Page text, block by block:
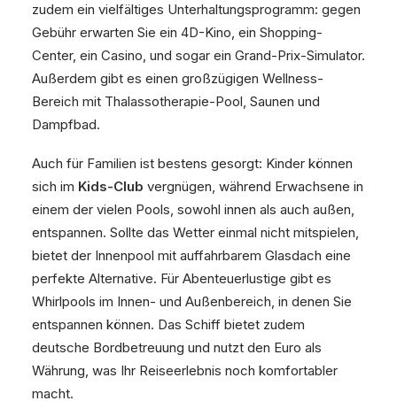
zudem ein vielfältiges Unterhaltungsprogramm: gegen
Gebühr erwarten Sie ein 4D-Kino, ein Shopping-
Center, ein Casino, und sogar ein Grand-Prix-Simulator.
Außerdem gibt es einen großzügigen Wellness-
Bereich mit Thalassotherapie-Pool, Saunen und
Dampfbad.
Auch für Familien ist bestens gesorgt: Kinder können
sich im Kids-Club vergnügen, während Erwachsene in
einem der vielen Pools, sowohl innen als auch außen,
entspannen. Sollte das Wetter einmal nicht mitspielen,
bietet der Innenpool mit auffahrbarem Glasdach eine
perfekte Alternative. Für Abenteuerlustige gibt es
Whirlpools im Innen- und Außenbereich, in denen Sie
entspannen können. Das Schiff bietet zudem
deutsche Bordbetreuung und nutzt den Euro als
Währung, was Ihr Reiseerlebnis noch komfortabler
macht.